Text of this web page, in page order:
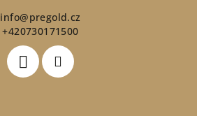
info@pregold.cz
+420730171500